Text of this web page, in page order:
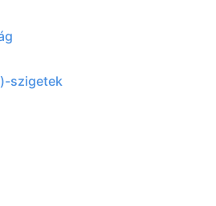
szigetek